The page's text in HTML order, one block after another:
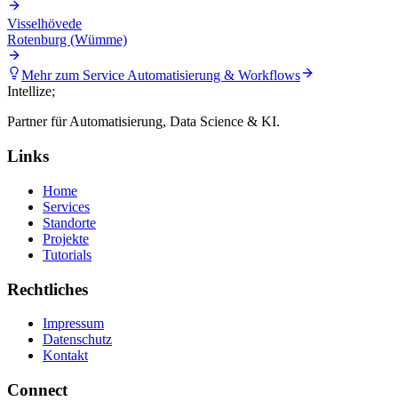
Visselhövede
Rotenburg (Wümme)
Mehr zum ServiceAutomatisierung & Workflows
Intellize;
Partner für Automatisierung, Data Science & KI.
Links
Home
Services
Standorte
Projekte
Tutorials
Rechtliches
Impressum
Datenschutz
Kontakt
Connect